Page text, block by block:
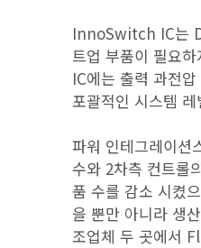
InnoSwitch IC는
트업 부품이 필요
IC에는 출력 과전
포괄적인 시스템
파워 인테그레이
수와 2차측 컨트롤
품 수를 감소 시켰
을 뿐만 아니라 생
조업체 두 곳에서